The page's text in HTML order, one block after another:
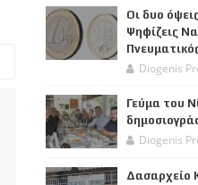
Οι δυο
Ψηφίζεις
Diogenis
Γεύμα του
Diogenis
Δασαρχείο